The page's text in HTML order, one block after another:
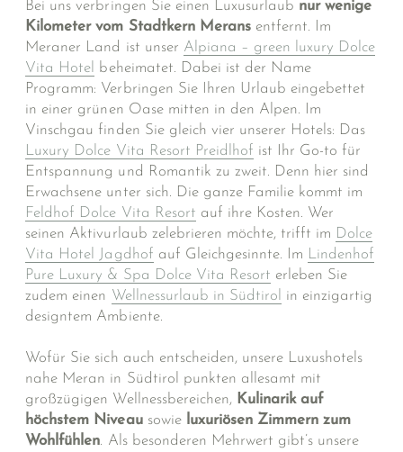
Bei uns verbringen Sie einen Luxusurlaub nur wenige
Kilometer vom Stadtkern Merans entfernt. Im
Meraner Land ist unser Alpiana – green luxury Dolce
Vita Hotel
beheimatet. Dabei ist der Name
Programm: Verbringen Sie Ihren Urlaub eingebettet
in einer grünen Oase mitten in den Alpen. Im
Vinschgau finden Sie gleich vier unserer Hotels: Das
Luxury Dolce Vita Resort Preidlhof ist Ihr Go-to für
Entspannung und Romantik zu zweit. Denn hier sind
Erwachsene unter sich. Die ganze Familie kommt im
Feldhof Dolce Vita Resort auf ihre Kosten. Wer
seinen Aktivurlaub zelebrieren möchte, trifft im Dolce
Vita Hotel Jagdhof auf Gleichgesinnte. Im Lindenhof
Pure Luxury & Spa Dolce Vita Resort erleben Sie
zudem einen Wellnessurlaub in Südtirol
in einzigartig
designtem Ambiente.
Wofür Sie sich auch entscheiden, unsere Luxushotels
nahe Meran in Südtirol punkten allesamt mit
großzügigen Wellnessbereichen, Kulinarik auf
höchstem Niveausowie luxuriösen Zimmern zum
Wohlfühlen. Als besonderen Mehrwert gibt’s unsere